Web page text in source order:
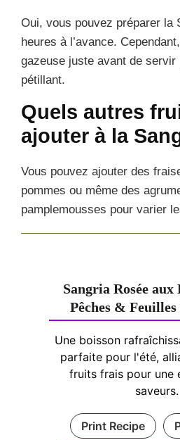
Oui, vous pouvez préparer la
heures à l’avance.
gazeuse juste avant de servir
pétillant.
Quels autres
ajouter à la
Vous pouvez ajouter des
pommes ou même des
pamplemousses pour varier
Sangria Rosée aux
Pêches &
Une boisson
parfaite pour l'été,
fruits frais pour une
saveurs.
Print Recipe